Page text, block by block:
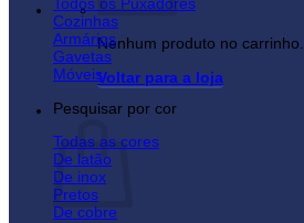
Nenhum produto no carrinho.
Voltar para a loja
Carrinho
Todos os Puxadores
Cozinhas
Armários
Gavetas
Móveis
Pesquisar por cor
Todas as cores
De latão
De inox
Pretos
De cobre